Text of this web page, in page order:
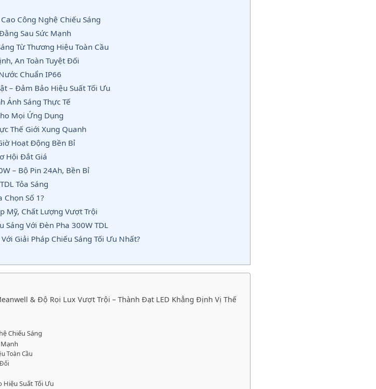
Công Nghệ Chiếu Sáng
Sau Sức Mạnh
Từ Thương Hiệu Toàn Cầu
An Toàn Tuyệt Đối
Chuẩn IP66
– Đảm Bảo Hiệu Suất Tối Ưu
Ánh Sáng Thực Tế
Mọi Ứng Dụng
Thế Giới Xung Quanh
Hoạt Động Bền Bỉ
Hội Đắt Giá
– Bộ Pin 24Ah, Bền Bỉ
Tỏa Sáng
Chọn Số 1?
Mỹ, Chất Lượng Vượt Trội
Sáng Với Đèn Pha 300W TDL
Giải Pháp Chiếu Sáng Tối Ưu Nhất?
& Độ Rọi Lux Vượt Trội – Thành Đạt LED Khẳng Định Vị Thế
Chiếu Sáng
Toàn Cầu
Hiệu Suất Tối Ưu